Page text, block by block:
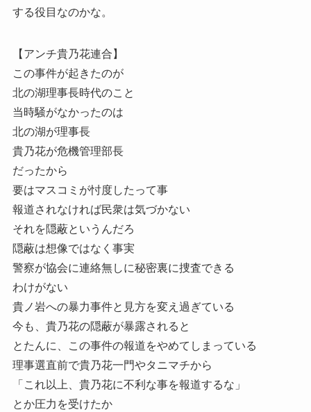
する役目なのかな。
【アンチ貴乃花連合】
この事件が起きたのが
北の湖理事長時代のこと
当時騒がなかったのは
北の湖が理事長
貴乃花が危機管理部長
だったから
要はマスコミが忖度したって事
報道されなければ民衆は気づかない
それを隠蔽というんだろ
隠蔽は想像ではなく事実
警察が協会に連絡無しに秘密裏に捜査できる
わけがない
貴ノ岩への暴力事件と見方を変え過ぎている
今も、貴乃花の隠蔽が暴露されると
とたんに、この事件の報道をやめてしまっている
理事選直前で貴乃花一門やタニマチから
「これ以上、貴乃花に不利な事を報道するな」
とか圧力を受けたか